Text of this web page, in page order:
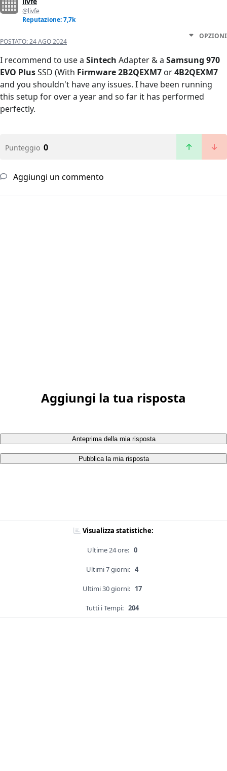
@livfe
Reputazione: 7,7k
POSTATO:24 AGO 2024
OPZIONI
I recommend to use a Sintech Adapter & a Samsung 970
EVO PlusSSD (With Firmware 2B2QEXM7 or4B2QEXM7
and you shouldn't have any issues. I have been running
this setup for over a year and so far it has performed
perfectly.
Punteggio 0
Aggiungi un commento
Aggiungi la tua risposta
Anteprima della mia risposta
Pubblica la mia risposta
Visualizza statistiche:
Ultime 24 ore: 0
Ultimi 7 giorni: 4
Ultimi 30 giorni: 17
Tutti i Tempi: 204